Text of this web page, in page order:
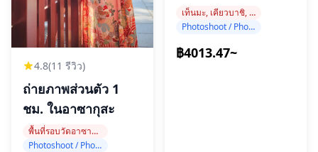
4.8(11 รีวิว)
ถ่ายภาพส่วนตัว 1
ชม. ในอาซากุสะ
พื้นที่รอบวัดอาซากุสะ
Photoshoot / Photo tour
ซาก้า
เท็นมะ, เคียวบาชิ, ปราสาทโอซาก้า
Photoshoot / Photo tour
฿4013.47~